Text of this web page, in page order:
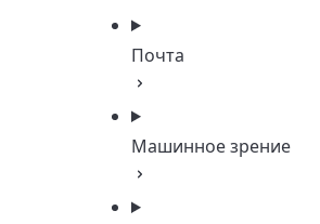
Почта
Машинное зрение